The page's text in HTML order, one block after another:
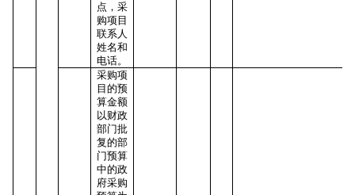
点，采
购项目
联系人
姓名和
电话。
采购项
目的预
算金额
以财政
部门批
复的部
门预算
中的政
府采购